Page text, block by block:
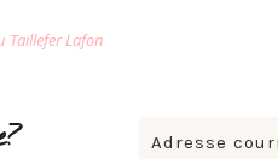
Taillefer Lafon